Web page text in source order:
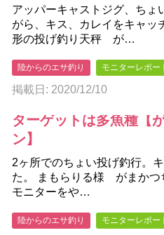
アッパーキャストジグ、ちょ
がら、キス、カレイをキャ
形の投げ釣り天秤 が…
陸からのエサ釣り モニターレポー
掲載日: 2020/12/10
ターゲットは多魚種【
ン】
2ヶ所でのちょい投げ釣行。
た。 まもらりる様 がまか
モニターをや…
陸からのエサ釣り モニターレポー